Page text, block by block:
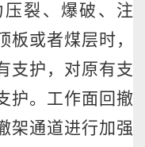
裂、爆破、注
或者煤层时，
支护，对原有支
护。工作面回撤
架通道进行加强